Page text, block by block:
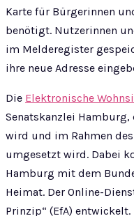
Karte für Bürgerinnen
benötigt. Nutzerinnen
im Melderegister
ihre neue Adresse
Die Elektronische
Senatskanzlei
wird und im Rahmen
umgesetzt wird. Dabei
Hamburg mit dem
Heimat. Der Online-
Prinzip“ (EfA)